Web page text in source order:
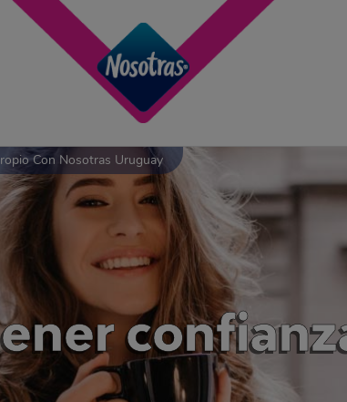
Con Nosotras Uruguay